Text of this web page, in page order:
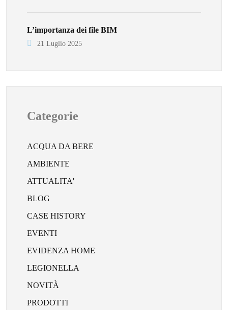
L’importanza dei file BIM
21 Luglio 2025
Categorie
ACQUA DA BERE
AMBIENTE
ATTUALITA'
BLOG
CASE HISTORY
EVENTI
EVIDENZA HOME
LEGIONELLA
NOVITÀ
PRODOTTI